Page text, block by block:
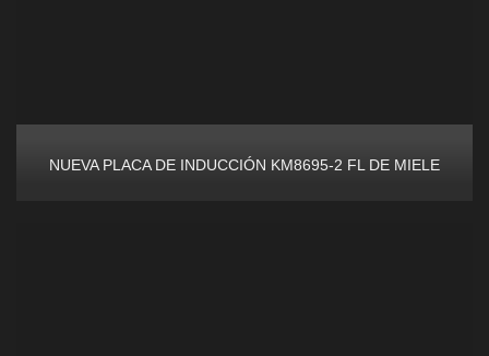
NUEVA PLACA DE INDUCCIÓN KM8695-2 FL DE MIELE